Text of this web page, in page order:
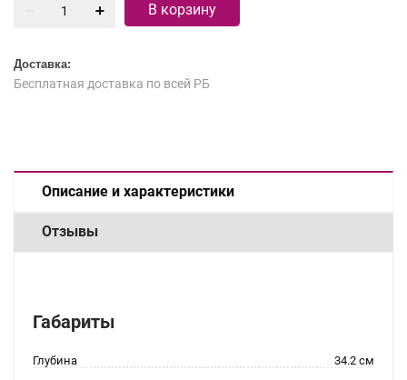
В корзину
Доставка:
Бесплатная доставка по всей РБ
Описание и характеристики
Отзывы
Габариты
Глубина
34.2 см